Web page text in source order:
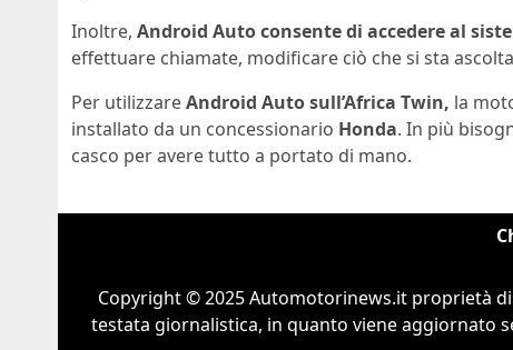
Inoltre, Android Auto consente di accedere al
effettuare chiamate, modificare ciò che si sta
Per utilizzareAndroid Auto sull’Africa Twin, la
installato da un concessionario Honda. In più
casco per avere tutto a portato di mano.
Copyright © 2025 Automotorinews.it proprietà di
testata giornalistica, in quanto viene aggiornato